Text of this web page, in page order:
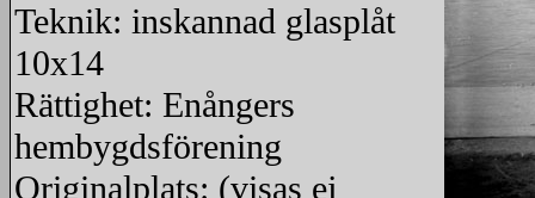
Teknik: inskannad glasplåt
10x14
Rättighet: Enångers
hembygdsförening
Originalplats: (visas ej